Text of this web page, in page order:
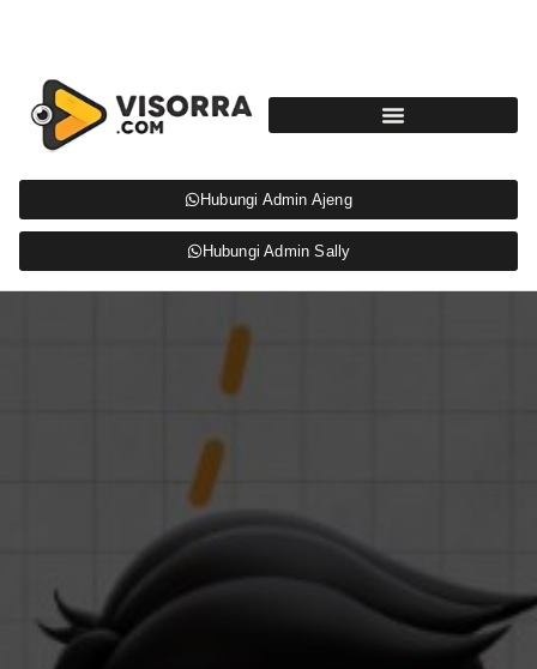
Hubungi Admin Ajeng
Hubungi Admin Sally